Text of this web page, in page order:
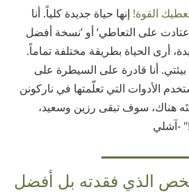
القوة! إنها حياة جديدة كلياً. أنا
على التعاطي‘ أو ’نسخة أفضل
أرى الحياة بطريقة مختلفة تماماً.
بيئتي. أنا قادرة على السيطرة على
الأدوات التي تعلّمتها في ناركونن
هناك، سوف تبقى رزين وسعيد،
-آشلي
الذي فقدته بل أفضل